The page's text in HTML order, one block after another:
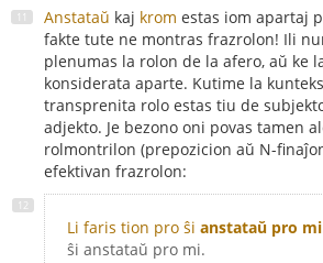
Anstataŭ kaj krom estas iom apartaj
fakte tute ne montras frazrolon! Ili
plenumas la rolon de la afero, aŭ ke
konsiderata aparte. Kutime la
transprenita rolo estas tiu de
adjekto. Je bezono oni povas tamen
rolmontrilon (prepozicion aŭ N-
efektivan frazrolon:
Li faris tion pro ŝi anstataŭ pro mi
ŝi anstataŭ pro mi.